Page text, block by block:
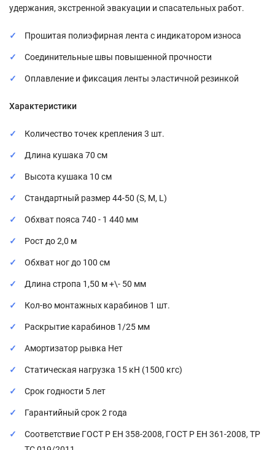
удержания, экстренной эвакуации и спасательных работ.
Прошитая полиэфирная лента с индикатором износа
Соединительные швы повышенной прочности
Оплавление и фиксация ленты эластичной резинкой
Характеристики
Количество точек крепления 3 шт.
Длина кушака 70 см
Высота кушака 10 см
Стандартный размер 44-50 (S, M, L)
Обхват пояса 740 - 1 440 мм
Рост до 2,0 м
Обхват ног до 100 см
Длина стропа 1,50 м +\- 50 мм
Кол-во монтажных карабинов 1 шт.
Раскрытие карабинов 1/25 мм
Амортизатор рывка Нет
Статическая нагрузка 15 кН (1500 кгс)
Срок годности 5 лет
Гарантийный срок 2 года
Соответствие ГОСТ Р ЕН 358-2008, ГОСТ Р ЕН 361-2008, ТР